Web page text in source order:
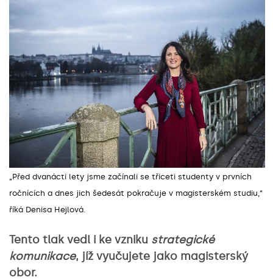
„Před dvanácti lety jsme začínali se třiceti studenty v prvních
ročnících a dnes jich šedesát pokračuje v magisterském studiu,“
říká Denisa Hejlová.
Tento tlak vedl i ke vzniku strategické
komunikace, jíž vyučujete jako magisterský
obor.